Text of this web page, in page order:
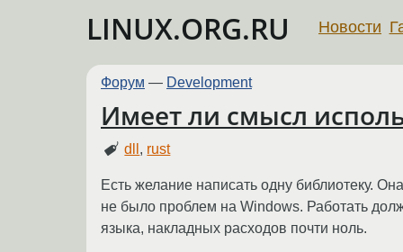
LINUX.ORG.RU Новости
Форум — Development
Имеет ли смысл
dll , rust
Есть желание написать одну библиотеку.
не было проблем на Windows. Работать
языка, накладных расходов почти ноль.